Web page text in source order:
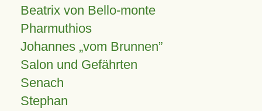
Beatrix von Bello-monte
Pharmuthios
Johannes vom Brunnen
Salon und Gefährten
Senach
Stephan